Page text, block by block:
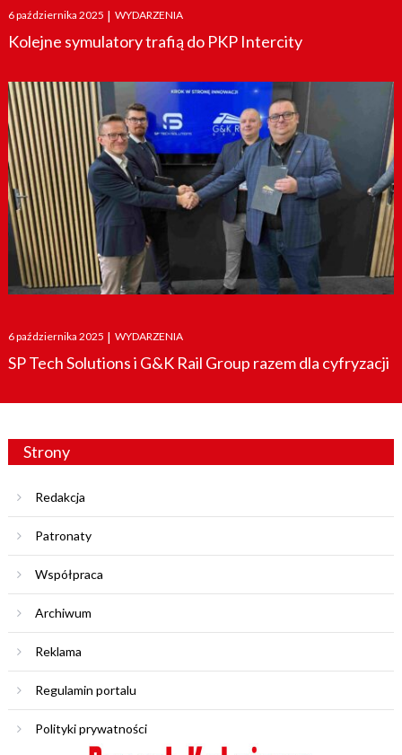
Posted
on
6 października 2025 | WYDARZENIA
Kolejne symulatory trafią do PKP Intercity
Posted
on
6 października 2025 | WYDARZENIA
SP Tech Solutions i G&K Rail Group razem dla cyfryzacji
Strony
Redakcja
Patronaty
Współpraca
Archiwum
Reklama
Regulamin portalu
Polityki prywatności